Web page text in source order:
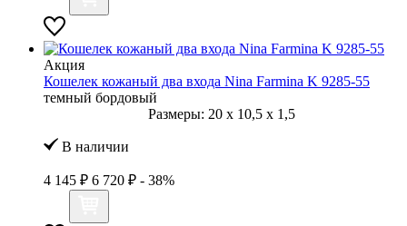
Акция
Кошелек кожаный два входа Nina Farmina K 9285-55
темный бордовый
Размеры: 20 x 10,5 x 1,5
В наличии
4 145 ₽ 6 720 ₽ - 38%